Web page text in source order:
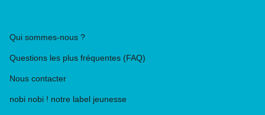
Qui sommes-nous ?
Questions les plus fréquentes (FAQ)
Nous contacter
nobi nobi ! notre label jeunesse